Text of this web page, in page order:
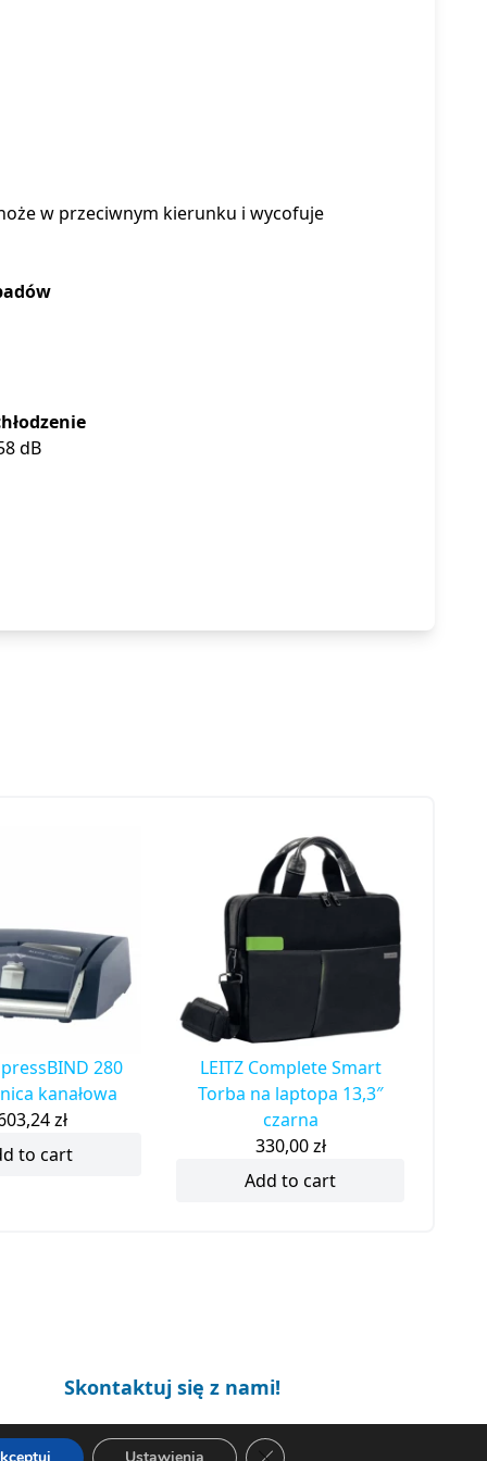
w przeciwnym kierunku i wycofuje
dB
280
kanałowa
zł
to cart
LEITZ Complete Smart
Torba na laptopa 13,3″
czarna
330,00zł
Add to cart
Skontaktuj się z nami!
+48 660 538 617
Zamknij panel powiadomień o